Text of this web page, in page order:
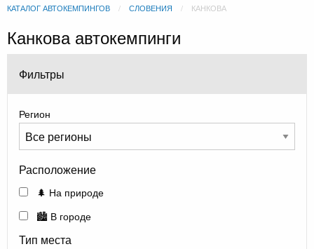
КАТАЛОГ АВТОКЕМПИНГОВ СЛОВЕНИЯ КАНКОВА
Канкова автокемпинги
Фильтры
Регион
Расположение
🌲 На природе
🏙️ В городе
Тип места